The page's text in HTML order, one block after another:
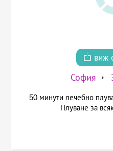
виж
София
50 минути лечебно
Плуване за